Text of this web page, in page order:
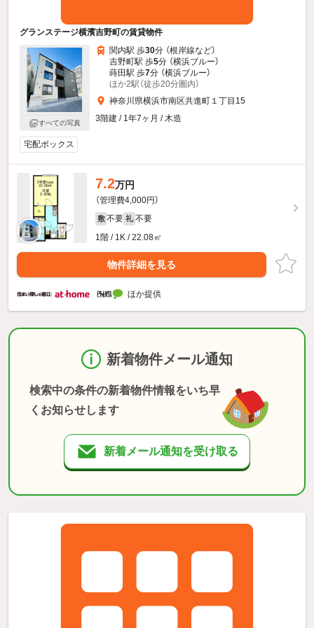
グランステージ横濱吉野町の賃貸物件
すべての写真
関内駅 歩30分 （根岸線など）
吉野町駅 歩5分 （横浜ブルー）
蒔田駅 歩7分 （横浜ブルー）
ほか2駅（徒歩20分圏内）
神奈川県横浜市南区共進町１丁目15
3階建 / 1年7ヶ月 / 木造
宅配ボックス
7.2万円
（管理費4,000円）
敷 不要 礼 不要
1階 / 1K / 22.08㎡
物件詳細を見る
ほか提供
新着物件メール通知
検索中の条件の新着物件情報をいち早
くお知らせします
新着メール通知を受け取る